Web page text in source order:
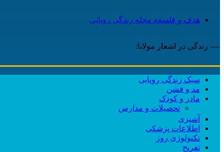
هدف و فلسفه مجله زندگی رویایی
---- زندگی در اشعار مولانا:
سبک زندگی رویایی
مد و فشن
مادر و کودک
تحصیلات و مدارس
آشپزی
اطلاعات پزشکی
تکنولوژی روز
تفریح